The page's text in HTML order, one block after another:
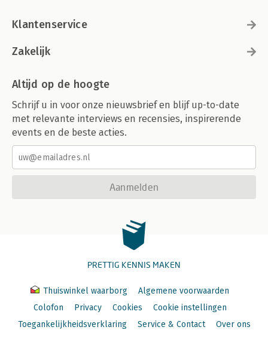
Klantenservice
Zakelijk
Altijd op de hoogte
Schrijf u in voor onze nieuwsbrief en blijf up-to-date
met relevante interviews en recensies, inspirerende
events en de beste acties.
Aanmelden
PRETTIG KENNIS MAKEN
Thuiswinkel waarborg
Algemene voorwaarden
Colofon
Privacy Cookies
Cookie instellingen
Toegankelijkheidsverklaring
Service & Contact Over ons